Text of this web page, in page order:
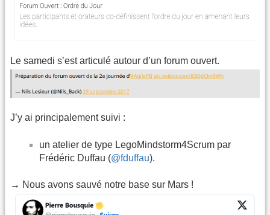
Le samedi s’est articulé autour d’un forum ouvert.
J’y ai principalement suivi :
un atelier de type LegoMindstorm4Scrum par
Frédéric Duffau (@fduffau).
→ Nous avons sauvé notre base sur Mars !